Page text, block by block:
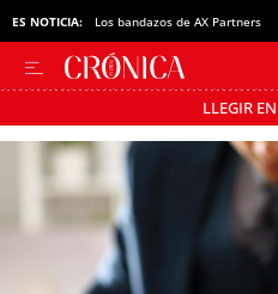
ES NOTICIA: Los bandazos de AX Partners
LLEGIR
Pásate al MODO